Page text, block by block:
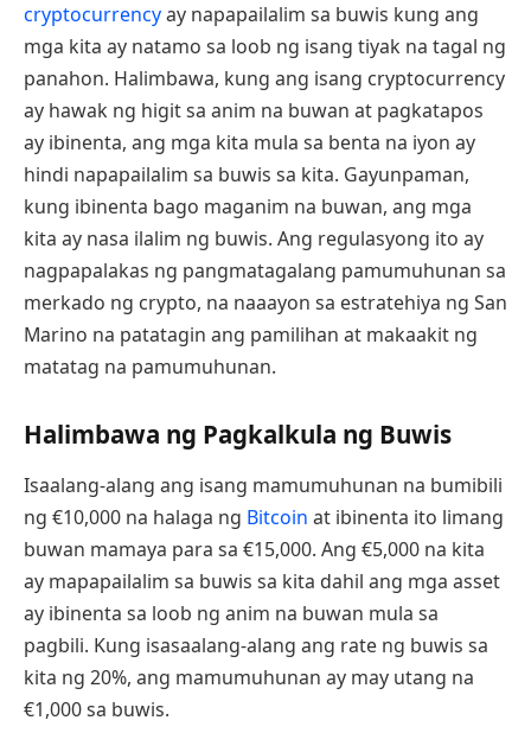
cryptocurrencyay napapailalim sa buwis kung ang
mga kita ay natamo sa loob ng isang tiyak na tagal ng
panahon. Halimbawa, kung ang isang cryptocurrency
ay hawak ng higit sa anim na buwan at pagkatapos
ay ibinenta, ang mga kita mula sa benta na iyon ay
hindi napapailalim sa buwis sa kita. Gayunpaman,
kung ibinenta bago maganim na buwan, ang mga
kita ay nasa ilalim ng buwis. Ang regulasyong ito ay
nagpapalakas ng pangmatagalang pamumuhunan sa
merkado ng crypto, na naaayon sa estratehiya ng San
Marino na patatagin ang pamilihan at makaakit ng
matatag na pamumuhunan.
Halimbawa ng Pagkalkula ng Buwis
Isaalang-alang ang isang mamumuhunan na bumibili
ng €10,000 na halaga ng Bitcoin at ibinenta ito limang
buwan mamaya para sa €15,000. Ang €5,000 na kita
ay mapapailalim sa buwis sa kita dahil ang mga asset
ay ibinenta sa loob ng anim na buwan mula sa
pagbili. Kung isasaalang-alang ang rate ng buwis sa
kita ng 20%, ang mamumuhunan ay may utang na
€1,000 sa buwis.